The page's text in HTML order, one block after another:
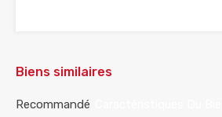
Biens similaires
Recommandé